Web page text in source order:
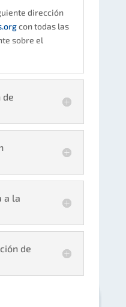
dirección
con todas las
sobre el
de
a la
de